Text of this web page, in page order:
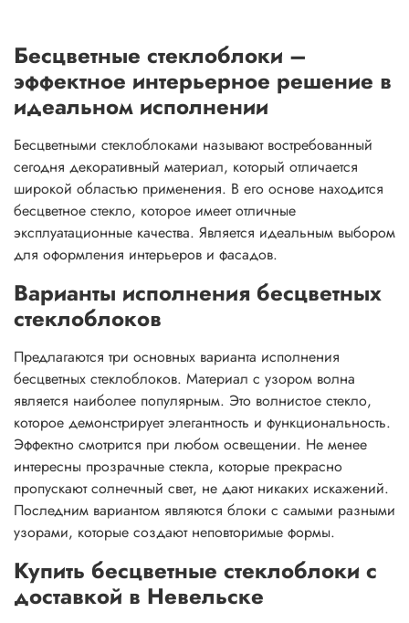
Бесцветные стеклоблоки –
эффектное интерьерное решение в
идеальном исполнении
Бесцветными стеклоблоками называют востребованный
сегодня декоративный материал, который отличается
широкой областью применения. В его основе находится
бесцветное стекло, которое имеет отличные
эксплуатационные качества. Является идеальным выбором
для оформления интерьеров и фасадов.
Варианты исполнения бесцветных
стеклоблоков
Предлагаются три основных варианта исполнения
бесцветных стеклоблоков. Материал с узором волна
является наиболее популярным. Это волнистое стекло,
которое демонстрирует элегантность и функциональность.
Эффектно смотрится при любом освещении. Не менее
интересны прозрачные стекла, которые прекрасно
пропускают солнечный свет, не дают никаких искажений.
Последним вариантом являются блоки с самыми разными
узорами, которые создают неповторимые формы.
Купить бесцветные стеклоблоки с
доставкой в Невельске